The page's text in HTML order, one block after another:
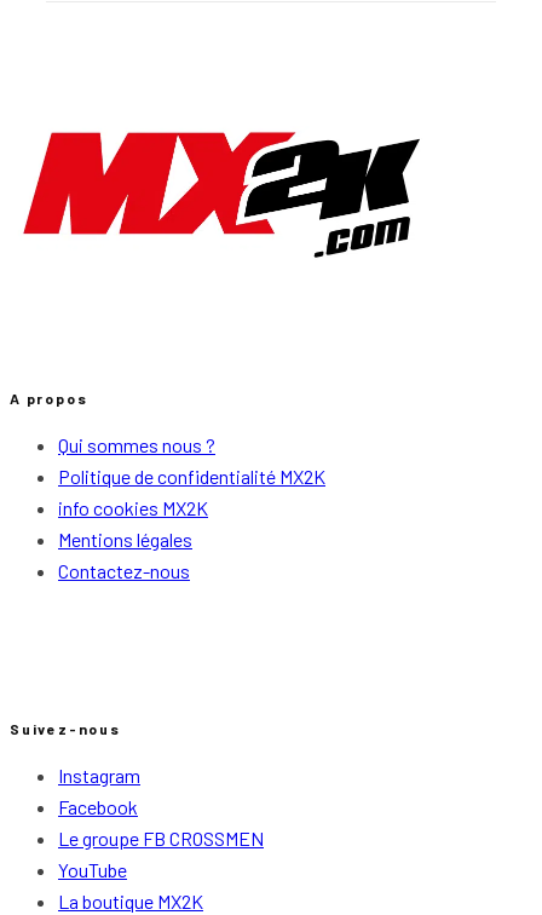
A propos
Qui sommes nous ?
Politique de confidentialité MX2K
info cookies MX2K
Mentions légales
Contactez-nous
Suivez-nous
Instagram
Facebook
Le groupe FB CROSSMEN
YouTube
La boutique MX2K